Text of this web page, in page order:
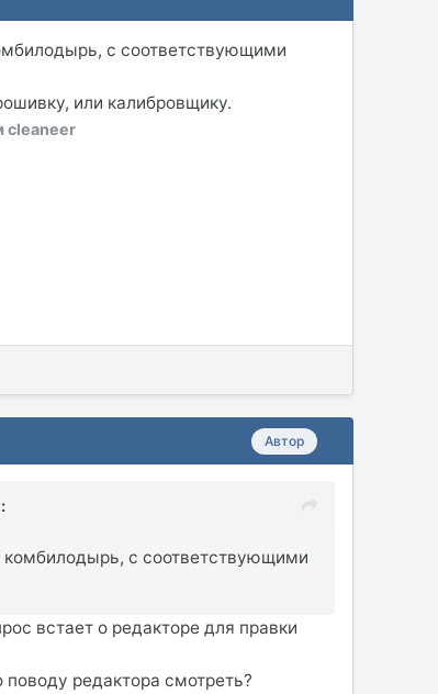
с соответствующими
или калибровщику.
cleaneer
Автор
с соответствующими
встает о редакторе для правки
редактора смотреть?